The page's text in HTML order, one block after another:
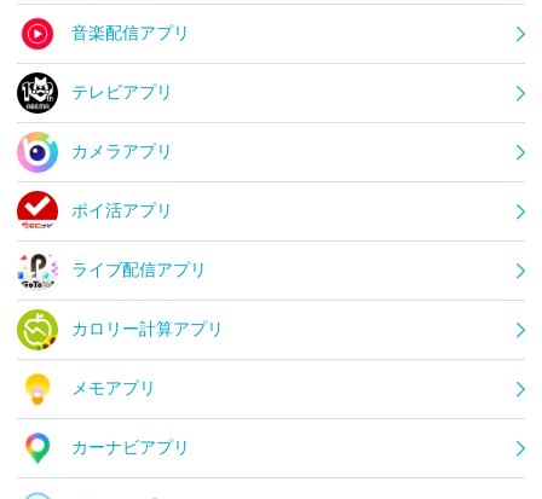
音楽配信アプリ
テレビアプリ
カメラアプリ
ポイ活アプリ
ライブ配信アプリ
カロリー計算アプリ
メモアプリ
カーナビアプリ